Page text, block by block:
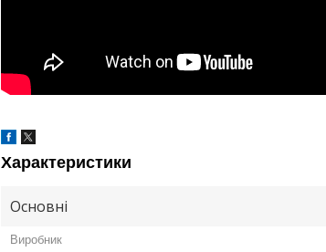
Характеристики
Основні
Виробник